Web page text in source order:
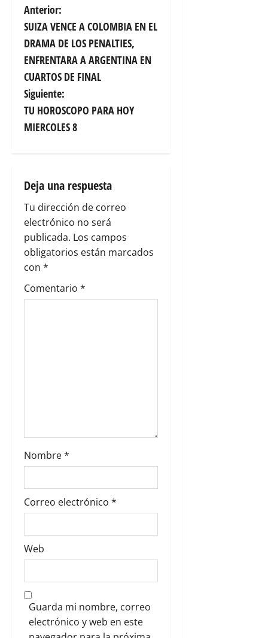
N
a
v
e
g
a
i
ó
n
d
e
d
a
s
Anterior:
SUIZA VENCE A COLOMBIA EN EL
DRAMA DE LOS PENALTIES,
ENFRENTARA A ARGENTINA EN
CUARTOS DE FINAL
Siguiente:
TU HOROSCOPO PARA HOY
MIERCOLES 8
Deja una respuesta
Tu dirección de correo
electrónico no será
publicada. Los campos
obligatorios están marcados
con *
Comentario *
Nombre*
Correo electrónico *
Web
Guarda mi nombre, correo
electrónico y web en este